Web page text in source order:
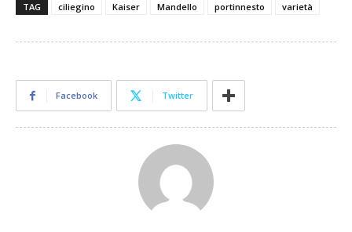
TAG ciliegino Kaiser Mandello portinnesto varietà
Facebook Twitter